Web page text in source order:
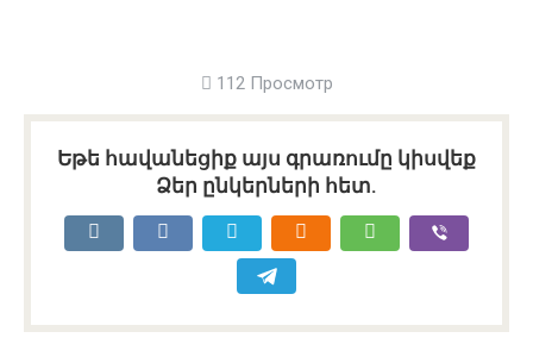
112 Просмотр
Եթե հավանեցիք այս գրառումը կիսվեք
Ձեր ընկերների հետ.